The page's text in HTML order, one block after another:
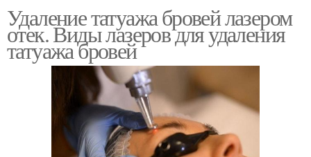
Удаление татуажа бровей лазером
отек. Виды лазеров для удаления
татуажа бровей